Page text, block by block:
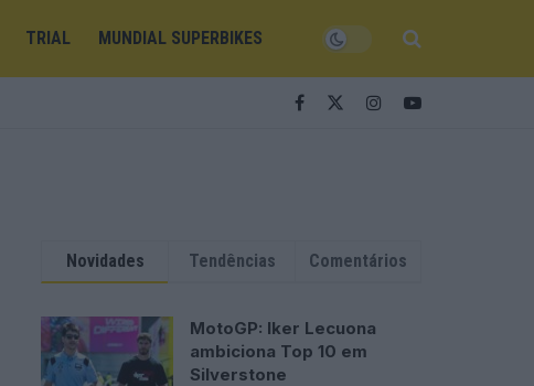
TRIAL MUNDIAL SUPERBIKES
Novidades Tendências Comentários
MotoGP: Iker Lecuona
ambiciona Top 10 em
Silverstone